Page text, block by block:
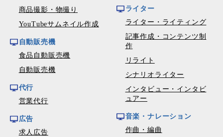
商品撮影・物撮り
YouTubeサムネイル作成
自動販売機
食品自動販売機
自動販売機
代行
営業代行
広告
求人広告
ライター
ライター・ライティング
記事作成・コンテンツ制
作
リライト
シナリオライター
インタビュー・インタビ
ュアー
音楽・ナレーション
作曲・編曲